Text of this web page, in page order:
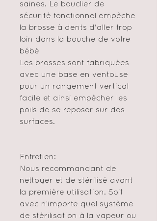
saines. Le bouclier de
sécurité fonctionnel empêche
la brosse à dents d'aller trop
loin dans la bouche de votre
bébé
Les brosses sont fabriquées
avec une base en ventouse
pour un rangement vertical
facile et ainsi empêcher les
poils de se reposer sur des
surfaces.
Entretien:
Nous recommandant de
nettoyer et de stérilisé avant
la première utilisation. Soit
avec n’importe quel système
de stérilisation à la vapeur ou